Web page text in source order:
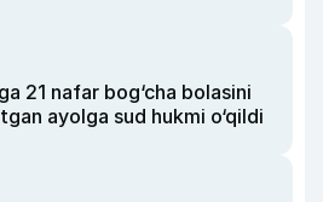
21 nafar bog‘cha bolasini
ayolga sud hukmi o‘qildi